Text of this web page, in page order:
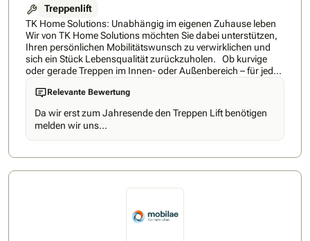
meinen und Ihnen helfen möchten.
Treppenlift
TK Home Solutions: Unabhängig im eigenen Zuhause leben
Wir von TK Home Solutions möchten Sie dabei unterstützen,
Ihren persönlichen Mobilitätswunsch zu verwirklichen und
sich ein Stück Lebensqualität zurückzuholen. Ob kurvige
oder gerade Treppen im Innen- oder Außenbereich – für jede
Situation finden wir eine Lösung. Der Einbau unserer
Treppenlifte ist innerhalb eines Tages abgeschlossen, ohne
dass spezielle Umbauten nötig sind. Förderung und
Zuschüsse Wir beraten Sie nicht nur rund um den Treppenlift,
sondern informieren Sie auch über das Thema Zuschüsse &
vieles mehr. Wir kümmern uns um unsere Kunden und sind
Eigene Produktion in der EU • Maßanfertigung für jede Treppe
Schwenk- und Nivellierungstechnologie ASL® • Light Assist:
Belichtungsfunktion für Ihren Treppenlift • MAX
Relevante Bewertung
Da wir erst zum Jahresende den Treppen Lift benötigen
melden wir uns...